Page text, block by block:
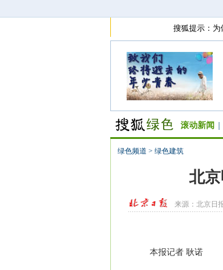
搜狐提示：为
滚动新闻
绿色频道 > 绿色建筑
北
来源：北京日
本报记者 耿诺